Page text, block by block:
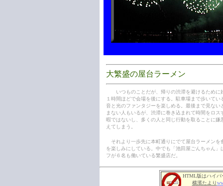
大繁盛の屋台ラーメン
いつものことだが、帰りの渋滞を避けるために
１時間ほどで会場を後にする。駐車場まで歩いてい
音と光のファンタジーを楽しめる。最後まで見ない
まない人もいるが、渋滞に巻き込まれて時間をロス
暇ではないし、多くの人と同じ行動を取ることに嫌
えてしまう。
それより一歩先に本町通りにでて屋台ラーメンを
を楽しみにしている。中でも「池田屋ごんちゃん」
フが６名も働いている繁盛店だ。
HTML版はハイパ
横濱たより